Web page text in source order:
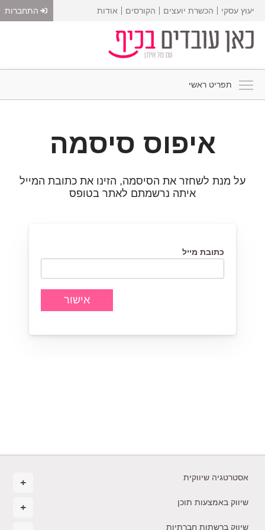
יעוץ עסקי הכשרת יועצים הקורסים אודות התחברות
תפריט ראשי
איפוס סיסמה
על מנת לשחזר את הסיסמה, הזינו את כתובת המייל
איתה נרשמתם לאתר בטופס
כתובת מייל
אישור
אסטרטגיה שיווקית
שיווק באמצעות תוכן
שיווק ברשתות חברתיות